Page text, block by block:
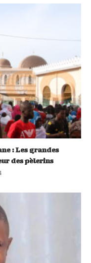
: Les grandes
des pèlerins